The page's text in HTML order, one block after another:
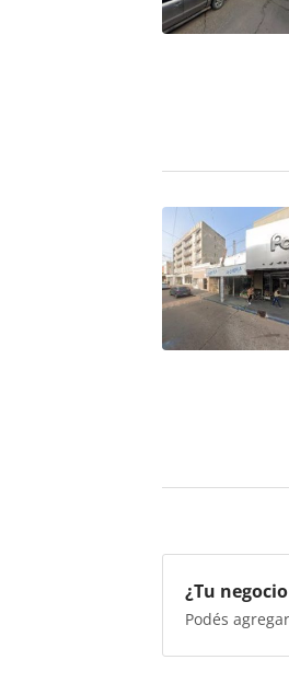
¿Tu
Podés